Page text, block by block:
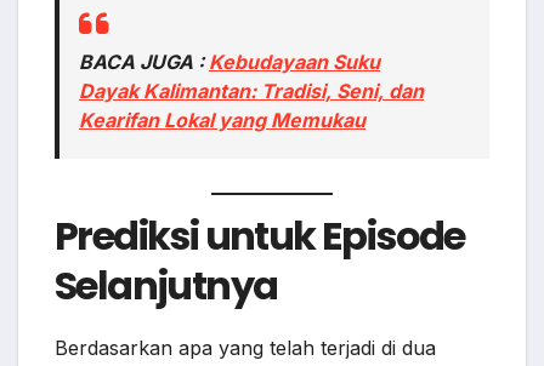
BACA JUGA :Kebudayaan Suku
Dayak Kalimantan: Tradisi, Seni, dan
Kearifan Lokal yang Memukau
Prediksi untuk Episode
Selanjutnya
Berdasarkan apa yang telah terjadi di dua